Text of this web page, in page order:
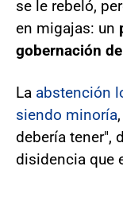
se le rebeló,
en migajas: un
gobernación
La abstención
siendo minoría
debería tener",
disidencia que